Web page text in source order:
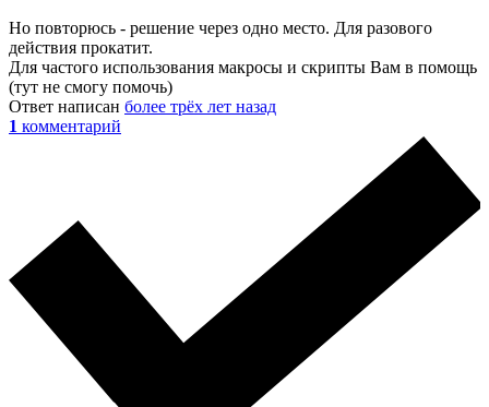
Но повторюсь - решение через одно место. Для разового
действия прокатит.
Для частого использования макросы и скрипты Вам в помощь
(тут не смогу помочь)
Ответ написан более трёх лет назад
1 комментарий